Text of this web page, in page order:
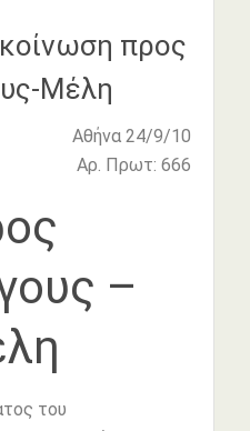
προς
Μέλη
Αθήνα 24/9/10
Αρ. Πρωτ: 666
–
του